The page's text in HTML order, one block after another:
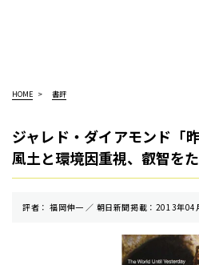
HOME 書評
ジャレド・ダイアモンド「
風土と環境因重視、叡智を
評者： 福岡伸一 ／ 朝⽇新聞掲載：2013年04